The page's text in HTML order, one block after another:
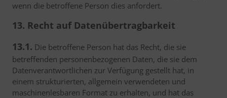
wenn die betroffene Person dies anfordert.
13. Recht auf Datenübertragbarkeit
13.1. Die betroffene Person hat das Recht, die sie
betreffenden personenbezogenen Daten, die sie dem
Datenverantwortlichen zur Verfügung gestellt hat, in
einem strukturierten, allgemein verwendeten und
maschinenlesbaren Format zu erhalten, und hat das